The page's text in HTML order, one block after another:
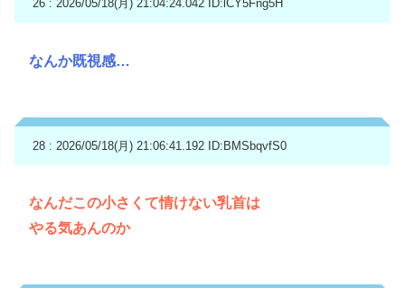
26 : 2026/05/18(月) 21:04:24.042 ID:lCY5Fng5H
なんか既視感…
28 : 2026/05/18(月) 21:06:41.192 ID:BMSbqvfS0
なんだこの小さくて情けない乳首は
やる気あんのか